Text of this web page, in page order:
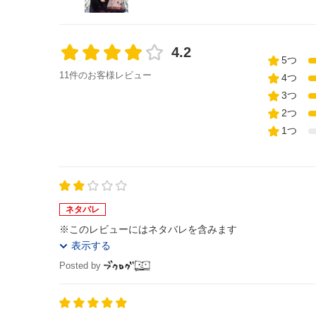
4.2
11件のお客様レビュー
5つ
4つ
3つ
2つ
1つ
ネタバレ
※このレビューにはネタバレを含みます
表示する
Posted by